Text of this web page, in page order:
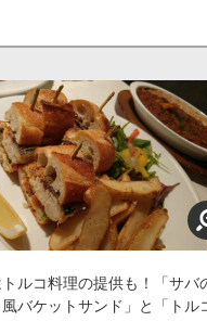
ルコ料理の提供も！「サバ
風バケットサンド」と「トル